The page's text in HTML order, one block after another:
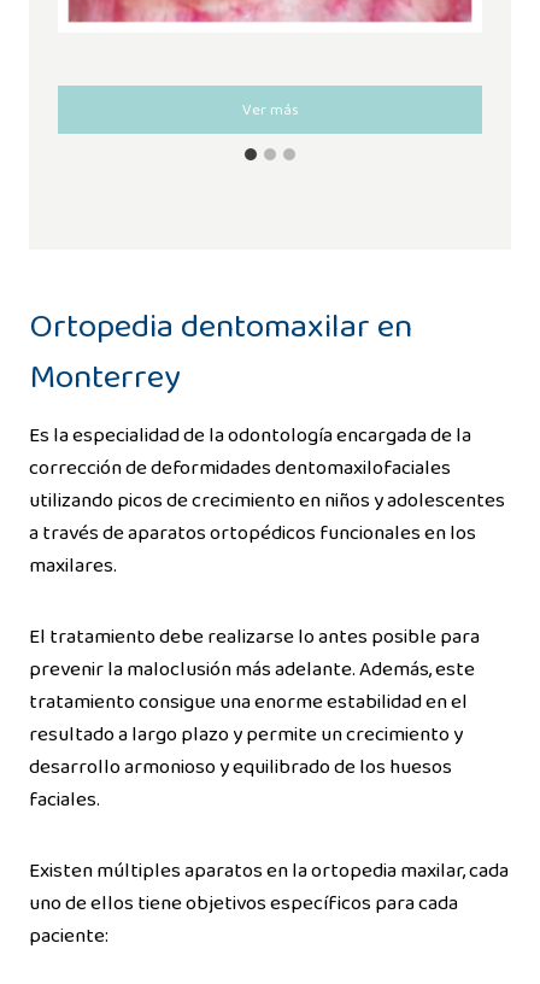
Ver más
Ortopedia dentomaxilar en
Monterrey
Es la especialidad de la odontología encargada de la
corrección de deformidades dentomaxilofaciales
utilizando picos de crecimiento en niños y adolescentes
a través de aparatos ortopédicos funcionales en los
maxilares.
El tratamiento debe realizarse lo antes posible para
prevenir la maloclusión más adelante. Además, este
tratamiento consigue una enorme estabilidad en el
resultado a largo plazo y permite un crecimiento y
desarrollo armonioso y equilibrado de los huesos
faciales.
Existen múltiples aparatos en la ortopedia maxilar, cada
uno de ellos tiene objetivos específicos para cada
paciente: